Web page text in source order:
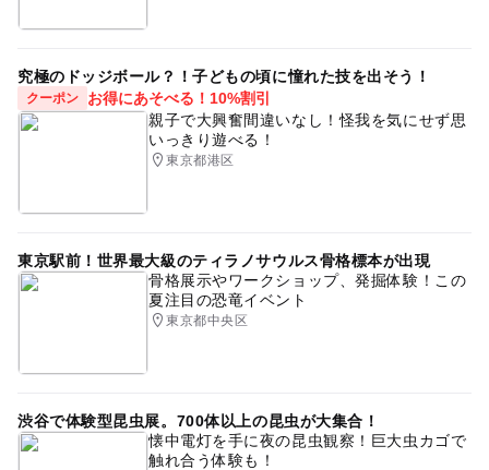
究極のドッジボール？！子どもの頃に憧れた技を出そう！
クーポン
お得にあそべる！10%割引
親子で大興奮間違いなし！怪我を気にせず思
いっきり遊べる！
東京都港区
東京駅前！世界最大級のティラノサウルス骨格標本が出現
骨格展示やワークショップ、発掘体験！この
夏注目の恐竜イベント
東京都中央区
渋谷で体験型昆虫展。700体以上の昆虫が大集合！
懐中電灯を手に夜の昆虫観察！巨大虫カゴで
触れ合う体験も！